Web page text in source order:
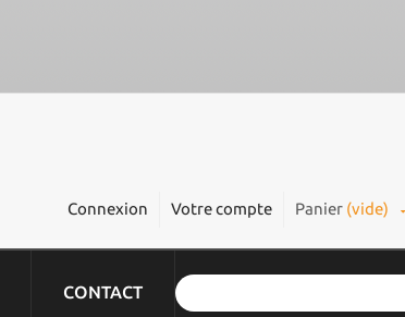
Panier (vide)
Votre compte
Connexion
CONTACT